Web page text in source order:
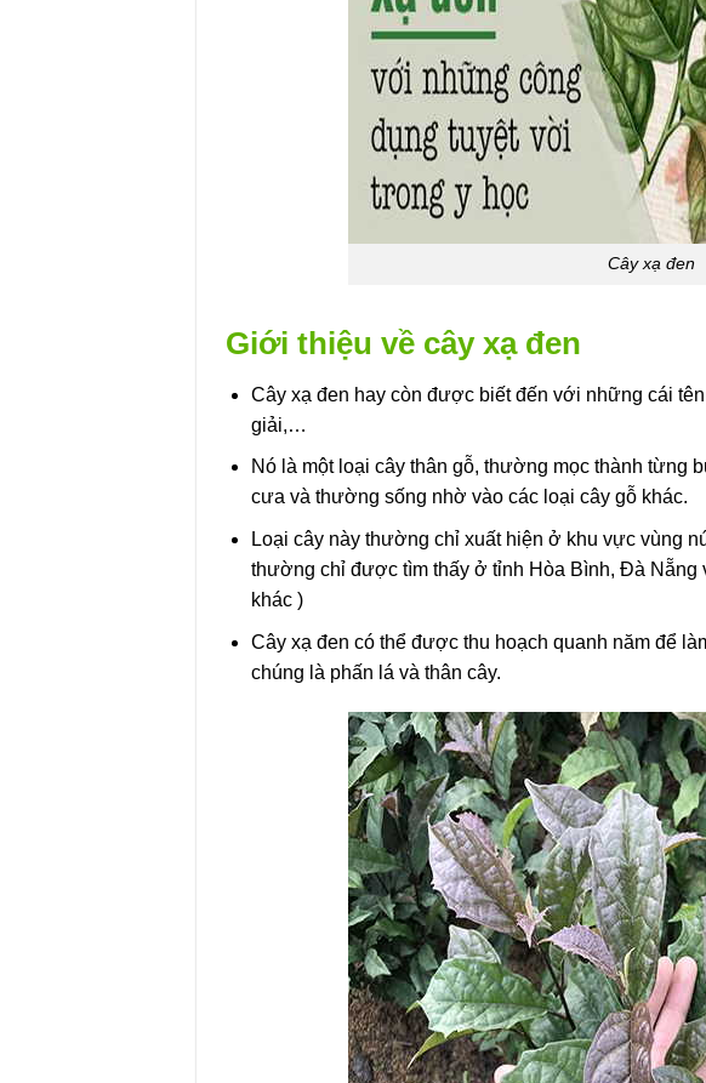
Cây xạ đen
Giới thiệu về cây xạ đen
Cây xạ đen hay còn được biết đến với những cái
giải,…
Nó là một loại cây thân gỗ, thường mọc thành từng
cưa và thường sống nhờ vào các loại cây gỗ khác.
Loại cây này thường chỉ xuất hiện ở khu vực vùng
thường chỉ được tìm thấy ở tỉnh Hòa Bình, Đà Nẵng
khác )
Cây xạ đen có thể được thu hoạch quanh năm để
chúng là phấn lá và thân cây.